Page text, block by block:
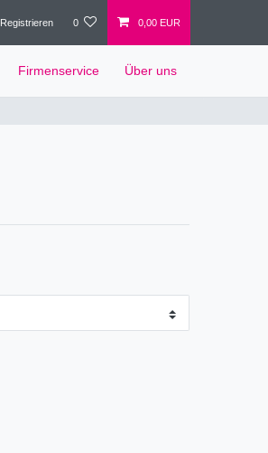
Registrieren 0 0,00 EUR
Firmenservice Über uns